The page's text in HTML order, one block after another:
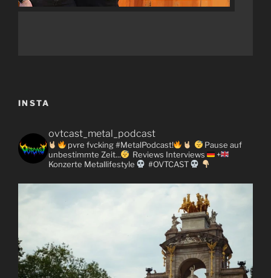
INSTA
ovtcast_metal_podcast
pvre fvcking #MetalPodcast!
Pause auf
unbestimmte Zeit...
Reviews Interviews
+
Konzerte Metallifestyle #OVTCAST